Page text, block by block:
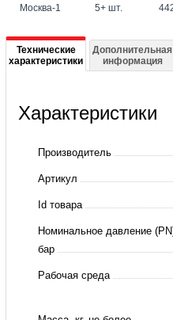
Москва-1 5+ шт.
Подробная
информация
148B3745R
клапан
SNV-
G1/2''-
G1/2''
Технические
характеристики
Дополнительная
информация
Характеристики
Производитель
Артикул
Id товара
Номинальное давление
бар
Рабочая среда